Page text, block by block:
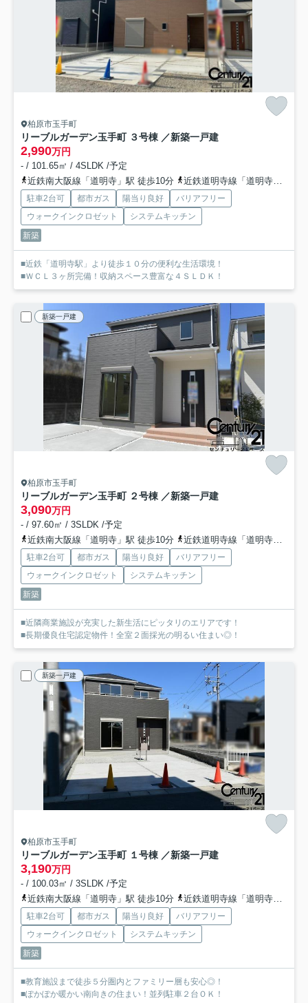
柏原市玉手町
リーブルガーデン玉手町 ３号棟 ／新築一戸建
2,990万円
- / 101.65㎡ / 4SLDK /予定
近鉄南大阪線「道明寺」駅 徒歩10分
近鉄道明寺線「道明寺」駅 徒歩10分
駐車2台可 都市ガス 陽当り良好
バリアフリー
ウォークインクロゼット
システムキッチン
新築
■近鉄「道明寺駅」より徒歩１０分の便利な生活環境！
■ＷＣＬ３ヶ所完備！収納スペース豊富な４ＳＬＤＫ！
新築一戸建
柏原市玉手町
リーブルガーデン玉手町 ２号棟 ／新築一戸建
3,090万円
- / 97.60㎡ / 3SLDK /予定
近鉄南大阪線「道明寺」駅 徒歩10分
近鉄道明寺線「道明寺」駅 徒歩10分
駐車2台可 都市ガス 陽当り良好
バリアフリー
ウォークインクロゼット
システムキッチン
新築
■近隣商業施設が充実した新生活にピッタリのエリアです！
■長期優良住宅認定物件！全室２面採光の明るい住まい◎！
新築一戸建
柏原市玉手町
リーブルガーデン玉手町 １号棟 ／新築一戸建
3,190万円
- / 100.03㎡ / 3SLDK /予定
近鉄南大阪線「道明寺」駅 徒歩10分
近鉄道明寺線「道明寺」駅 徒歩10分
駐車2台可 都市ガス 陽当り良好
バリアフリー
ウォークインクロゼット
システムキッチン
新築
■教育施設まで徒歩５分圏内とファミリー層も安心◎！
■ぽかぽか暖かい南向きの住まい！並列駐車２台ＯＫ！